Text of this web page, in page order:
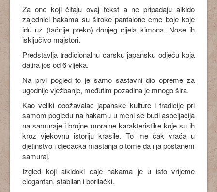
Za one koji čitaju ovaj tekst a ne pripadaju aikido
zajednici hakama su široke pantalone crne boje koje
idu uz (tačnije preko) donjeg dijela kimona. Nose ih
isključivo majstori.
Predstavlja tradicionalnu carsku japansku odjeću koja
datira jos od 6 vijeka.
Na prvi pogled to je samo sastavni dio opreme za
ugodnije vježbanje, međutim pozadina je mnogo šira.
Kao veliki obožavalac japanske kulture i tradicije pri
samom pogledu na hakamu u meni se budi asocijacija
na samuraje i brojne moralne karakteristike koje su ih
kroz vjekovnu istoriju krasile. To me čak vraća u
djetinstvo i dječačka maštanja o tome da i ja postanem
samuraj.
Izgled koji aikidoki daje hakama je u isto vrijeme
elegantan, stabilan i borilački.